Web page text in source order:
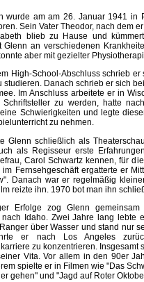
wurde am am 26. Januar 1941 in
Sein Vater Theodor, nach dem
blieb zu Hause und
Glenn an verschiedenen
aber mit gezielter
High-School-Abschluss schrieb
studieren. Danach schrieb er sich
Im Anschluss arbeitete er in
Schriftsteller zu werden, hatte
Schwierigkeiten und legte
zu nehmen.
Glenn schließlich als
als Regisseur erste
Carol Schwartz kennen, für
Fernsehgeschäft ergatterte er
Danach war er regelmäßig
reizte ihn. 1970 bot man ihn
Erfolge zog Glenn
Idaho. Zwei Jahre lang lebte
über Wasser und stand nur
er nach Los Angeles
zu konzentrieren.
Vita. Vor allem in den 90er
spielte er in Filmen wie "Das
gehen" und "Jagd auf Roter